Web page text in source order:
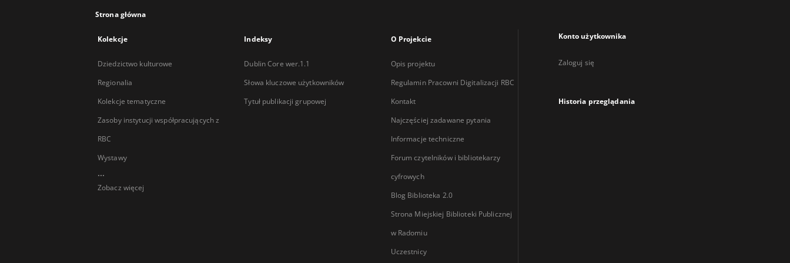
Strona główna
Kolekcje
Dziedzictwo kulturowe
Regionalia
Kolekcje tematyczne
Zasoby instytucji współpracujących z
RBC
Wystawy
...
Zobacz więcej
Indeksy
Dublin Core wer.1.1
Słowa kluczowe użytkowników
Tytuł publikacji grupowej
O Projekcie
Opis projektu
Regulamin Pracowni Digitalizacji RBC
Kontakt
Najczęściej zadawane pytania
Informacje techniczne
Forum czytelników i bibliotekarzy
cyfrowych
Blog Biblioteka 2.0
Strona Miejskiej Biblioteki Publicznej
w Radomiu
Uczestnicy
Konto użytkownika
Zaloguj się
Historia przeglądania